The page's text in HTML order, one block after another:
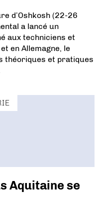
d’Oshkosh (22-26
a lancé un
aux techniciens et
en Allemagne, le
théoriques et pratiques
Aquitaine se